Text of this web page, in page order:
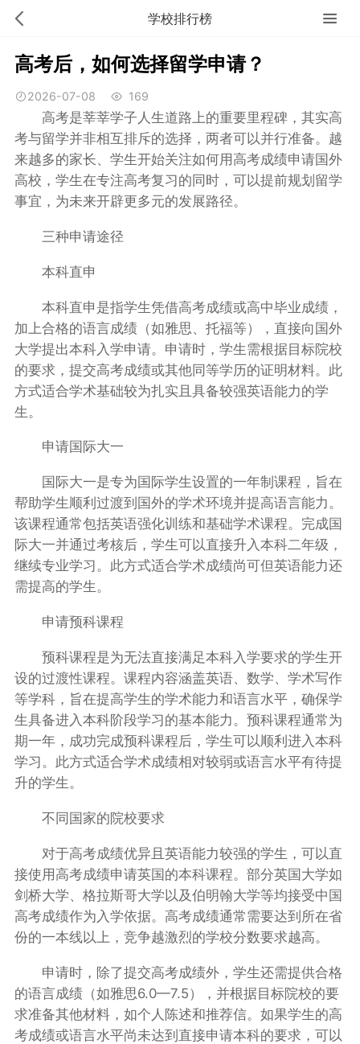
学校排行榜
高考后，如何选择留学申请？
2026-07-08 169
高考是莘莘学子人生道路上的重要里程碑，其实高
考与留学并非相互排斥的选择，两者可以并行准备。越
来越多的家长、学生开始关注如何用高考成绩申请国外
高校，学生在专注高考复习的同时，可以提前规划留学
事宜，为未来开辟更多元的发展路径。
三种申请途径
本科直申
本科直申是指学生凭借高考成绩或高中毕业成绩，
加上合格的语言成绩（如雅思、托福等），直接向国外
大学提出本科入学申请。申请时，学生需根据目标院校
的要求，提交高考成绩或其他同等学历的证明材料。此
方式适合学术基础较为扎实且具备较强英语能力的学
生。
申请国际大一
国际大一是专为国际学生设置的一年制课程，旨在
帮助学生顺利过渡到国外的学术环境并提高语言能力。
该课程通常包括英语强化训练和基础学术课程。完成国
际大一并通过考核后，学生可以直接升入本科二年级，
继续专业学习。此方式适合学术成绩尚可但英语能力还
需提高的学生。
申请预科课程
预科课程是为无法直接满足本科入学要求的学生开
设的过渡性课程。课程内容涵盖英语、数学、学术写作
等学科，旨在提高学生的学术能力和语言水平，确保学
生具备进入本科阶段学习的基本能力。预科课程通常为
期一年，成功完成预科课程后，学生可以顺利进入本科
学习。此方式适合学术成绩相对较弱或语言水平有待提
升的学生。
不同国家的院校要求
对于高考成绩优异且英语能力较强的学生，可以直
接使用高考成绩申请英国的本科课程。部分英国大学如
剑桥大学、格拉斯哥大学以及伯明翰大学等均接受中国
高考成绩作为入学依据。高考成绩通常需要达到所在省
份的一本线以上，竞争越激烈的学校分数要求越高。
申请时，除了提交高考成绩外，学生还需提供合格
的语言成绩（如雅思6.0—7.5），并根据目标院校的要
求准备其他材料，如个人陈述和推荐信。如果学生的高
考成绩或语言水平尚未达到直接申请本科的要求，可以